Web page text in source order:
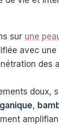
sur une
avec
des
doux,
,